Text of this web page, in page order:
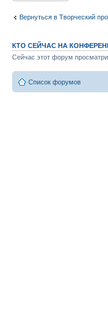
Вернуться в Творческий
КТО СЕЙЧАС НА
Сейчас этот форум
Список форумов